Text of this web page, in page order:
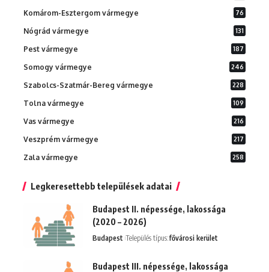
Komárom-Esztergom vármegye 76
Nógrád vármegye 131
Pest vármegye 187
Somogy vármegye 246
Szabolcs-Szatmár-Bereg vármegye 228
Tolna vármegye 109
Vas vármegye 216
Veszprém vármegye 217
Zala vármegye 258
Legkeresettebb települések adatai
Budapest II. népessége, lakossága
(2020 – 2026)
Budapest Település típus:fővárosi kerület
Budapest III. népessége, lakossága